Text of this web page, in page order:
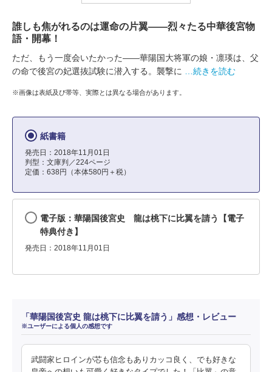
誰しも焦がれるのは運命の片翼――烈々たる中華後宮物
語・開幕！
ただ、もう一度会いたかった――華陽国大将軍の娘・凛瑛は、父
の命で後宮の妃選抜試験に潜入する。襲撃に
…続きを読む
※画像は表紙及び帯等、実際とは異なる場合があります。
紙書籍
発売日：2018年11月01日
判型：文庫判／224ページ
定価：638円（本体580円＋税）
電子版：華陽国後宮史 龍は桃下に比翼を請う【電子
特典付き】
発売日：2018年11月01日
「華陽国後宮史 龍は桃下に比翼を請う」感想・レビュー
※ユーザーによる個人の感想です
武闘家ヒロインが芯も信念もありカッコ良く、でも好きな